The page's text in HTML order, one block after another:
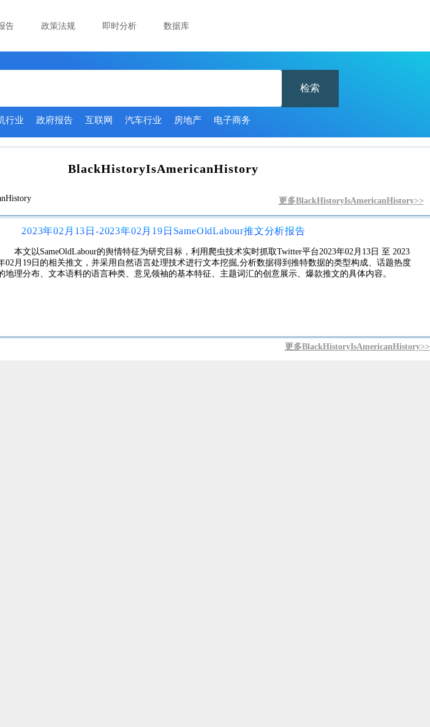
告 政策法规 即时分析 数据库
检索
行业 政府报告 互联网 汽车行业 房地产 电子商务
BlackHistoryIsAmericanHistory
更多BlackHistoryIsAmericanHistory>>
2023年02月13日-2023年02月19日SameOldLabour推文分析报告
本文以SameOldLabour的舆情特征为研究目标，利用爬虫技术实时抓取Twitter平台2023年02月13日 至 2023
02月19日的相关推文，并采用自然语言处理技术进行文本挖掘,分析数据得到推特数据的类型构成、话题热度
地理分布、文本语料的语言种类、意见领袖的基本特征、主题词汇的创意展示、爆款推文的具体内容。
更多BlackHistoryIsAmericanHistory>>